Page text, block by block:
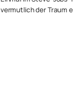
vermutlich der Traum